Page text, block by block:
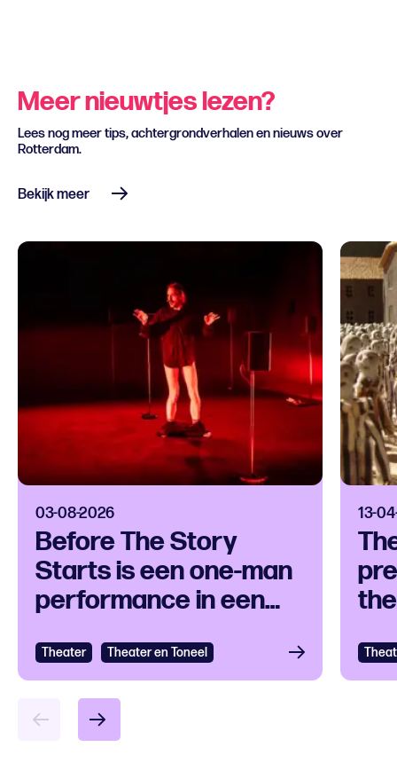
Meer nieuwtjes lezen?
Lees nog meer tips, achtergrondverhalen en nieuws over
Rotterdam.
Bekijk meer
03-08-2026
Before The Story
Starts is een one-man
performance in een
Theater Theater en Toneel
13-
Bekijken